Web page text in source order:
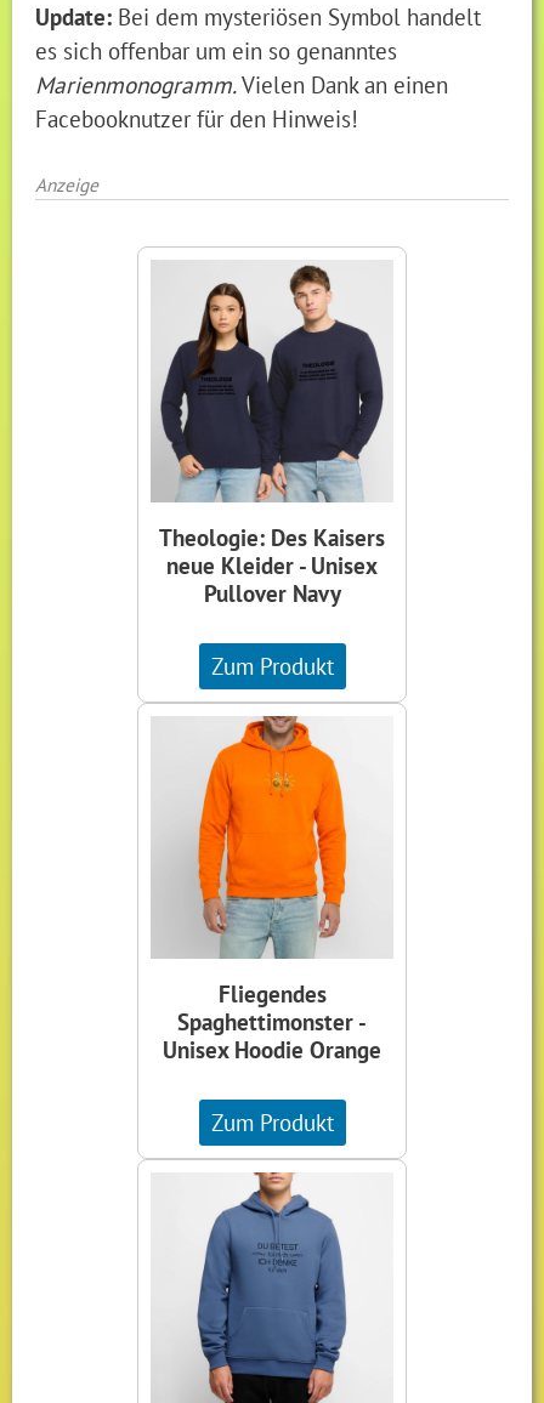
Update: Bei dem mysteriösen Symbol handelt
es sich offenbar um ein so genanntes
Marienmonogramm.Vielen Dank an einen
Facebooknutzer für den Hinweis!
Anzeige
Theologie: Des Kaisers
neue Kleider - Unisex
Pullover Navy
Zum Produkt
Fliegendes
Spaghettimonster -
Unisex Hoodie Orange
Zum Produkt